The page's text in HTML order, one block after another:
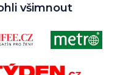
všimnout